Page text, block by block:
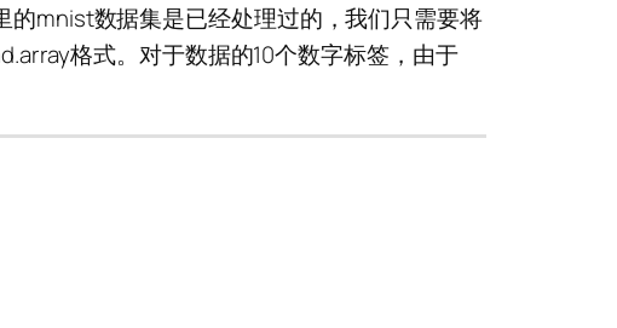
mnist数据集是已经处理过的，我们只需要将
格式。对于数据的10个数字标签，由于